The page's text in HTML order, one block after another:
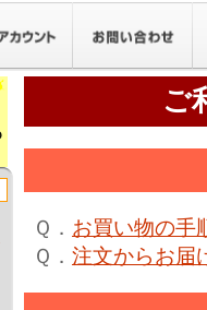
ご
Ｑ． お買い物の手
Ｑ． 注文からお届